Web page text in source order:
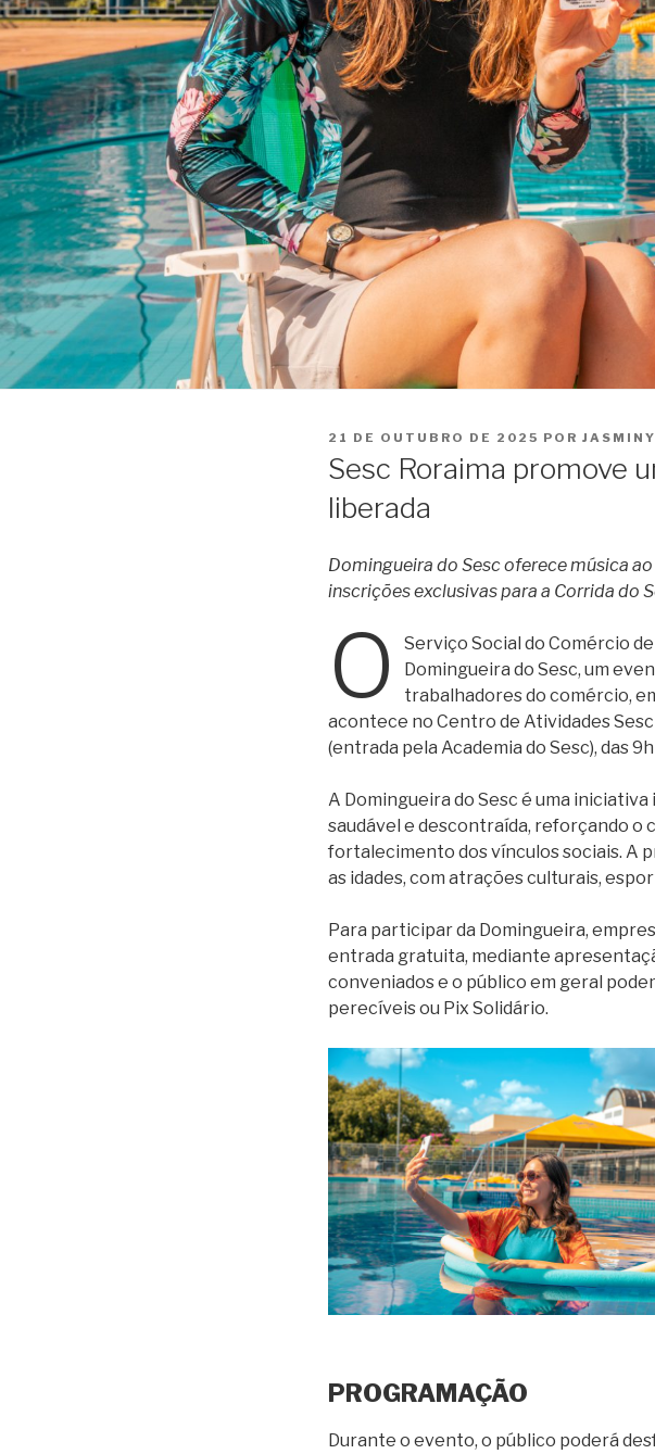
PUBLICADO
EM
21 DE OUTUBRO DE 2025 POR
Sesc Roraima promove
liberada
Domingueira do Sesc oferece música
inscrições exclusivas para a Corrida do
O
Serviço Social do Comércio
Domingueira do Sesc, um
trabalhadores do comércio,
acontece no Centro de Atividades
(entrada pela Academia do Sesc), das 9h
A Domingueira do Sesc é uma
saudável e descontraída, reforçando o
fortalecimento dos vínculos sociais. A
as idades, com atrações culturais,
Para participar da Domingueira,
entrada gratuita, mediante
conveniados e o público em geral
perecíveis ou Pix Solidário.
PROGRAMAÇÃO
Durante o evento, o público poderá